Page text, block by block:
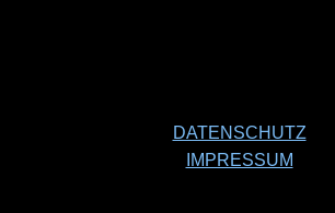
DATENSCHUTZ
IMPRESSUM